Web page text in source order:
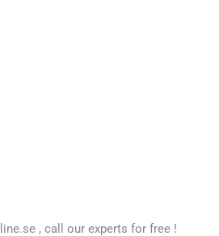
, call our experts for free !